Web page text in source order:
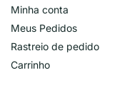
Minha conta
Meus Pedidos
Rastreio de pedido
Carrinho